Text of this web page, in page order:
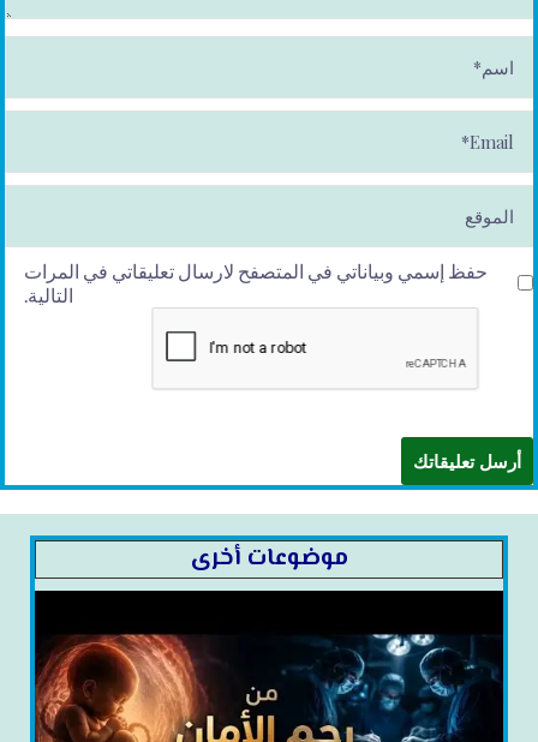
م
*
ai
l*
حفظ إسمي وبياناتي في المتصفح لارسال تعليقاتي في المرات
التالية.
موضوعات أخرى